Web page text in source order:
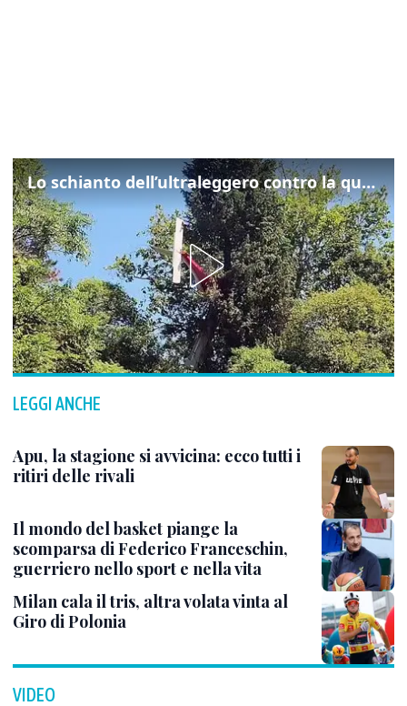
Lo schianto dell’ultraleggero contro la quercia: cosa è successo a Rivarotta
LEGGI ANCHE
Apu, la stagione si avvicina: ecco tutti i
ritiri delle rivali
Il mondo del basket piange la
scomparsa di Federico Franceschin,
guerriero nello sport e nella vita
Milan cala il tris, altra volata vinta al
Giro di Polonia
VIDEO